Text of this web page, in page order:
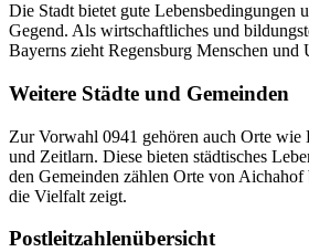
Die Stadt bietet gute Lebensbedingungen
Gegend. Als wirtschaftliches und
Bayerns zieht Regensburg Menschen und
Weitere Städte und Gemeinden
Zur Vorwahl 0941 gehören auch Orte wie
und Zeitlarn. Diese bieten städtisches
den Gemeinden zählen Orte von
die Vielfalt zeigt.
Postleitzahlenübersicht